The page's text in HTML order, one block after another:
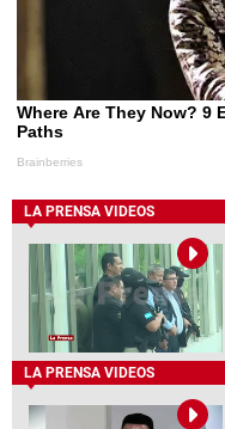
LA PRENSA VIDEOS
LA PRENSA VIDEOS